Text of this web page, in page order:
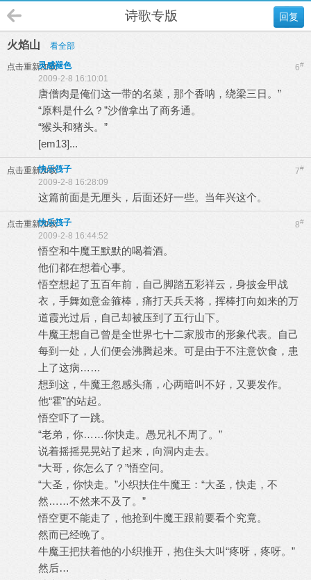
回复
诗歌专版
火焰山 看全部
点击重新加载 6#
灵感褪色
2009-2-8 16:10:01
唐僧肉是俺们这一带的名菜，那个香呐，绕梁三日。”
“原料是什么？”沙僧拿出了商务通。
“猴头和猪头。”
[em13]...
点击重新加载 7#
快乐筏子
2009-2-8 16:28:09
这篇前面是无厘头，后面还好一些。当年兴这个。
点击重新加载 8#
快乐筏子
2009-2-8 16:44:52
悟空和牛魔王默默的喝着酒。
他们都在想着心事。
悟空想起了五百年前，自己脚踏五彩祥云，身披金甲战
衣，手舞如意金箍棒，痛打天兵天将，挥棒打向如来的万
道霞光过后，自己却被压到了五行山下。
牛魔王想自己曾是全世界七十二家股市的形象代表。自己
每到一处，人们便会沸腾起来。可是由于不注意饮食，患
上了这病……
想到这，牛魔王忽感头痛，心两暗叫不好，又要发作。
他“霍”的站起。
悟空吓了一跳。
“老弟，你……你快走。愚兄礼不周了。”
说着摇摇晃晃站了起来，向洞内走去。
“大哥，你怎么了？”悟空问。
“大圣，你快走。”小织扶住牛魔王：“大圣，快走，不
然……不然来不及了。”
悟空更不能走了，他抢到牛魔王跟前要看个究竟。
然而已经晚了。
牛魔王把扶着他的小织推开，抱住头大叫“疼呀，疼呀。”
然后…